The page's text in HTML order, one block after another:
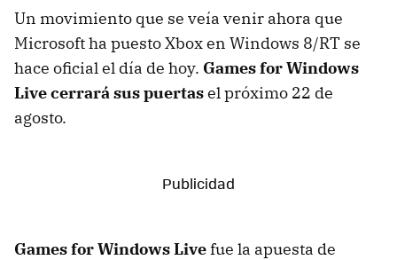
Un movimiento que se veía venir ahora que
Microsoft ha puesto Xbox en Windows 8/RT se
hace oficial el día de hoy. Games for Windows
Live cerrará sus puertasel próximo 22 de
agosto.
Games for Windows Livefue la apuesta de